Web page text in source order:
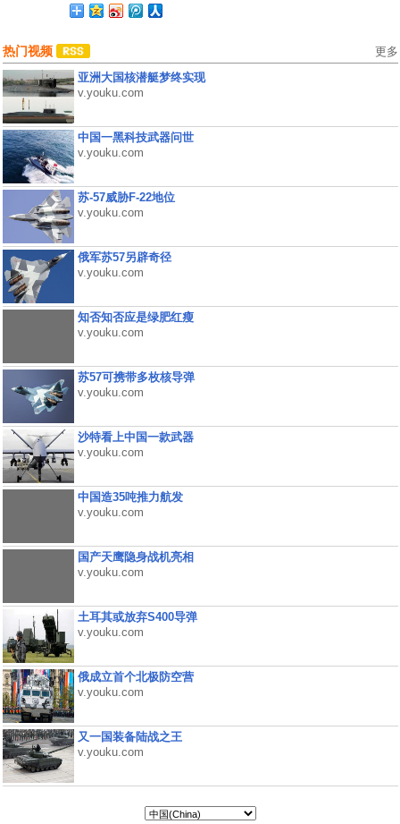
热门视频 更多
亚洲大国核潜艇梦终实现
v.youku.com
中国一黑科技武器问世
v.youku.com
苏-57威胁F-22地位
v.youku.com
俄军苏57另辟奇径
v.youku.com
知否知否应是绿肥红瘦
v.youku.com
苏57可携带多枚核导弹
v.youku.com
沙特看上中国一款武器
v.youku.com
中国造35吨推力航发
v.youku.com
国产天鹰隐身战机亮相
v.youku.com
土耳其或放弃S400导弹
v.youku.com
俄成立首个北极防空营
v.youku.com
又一国装备陆战之王
v.youku.com